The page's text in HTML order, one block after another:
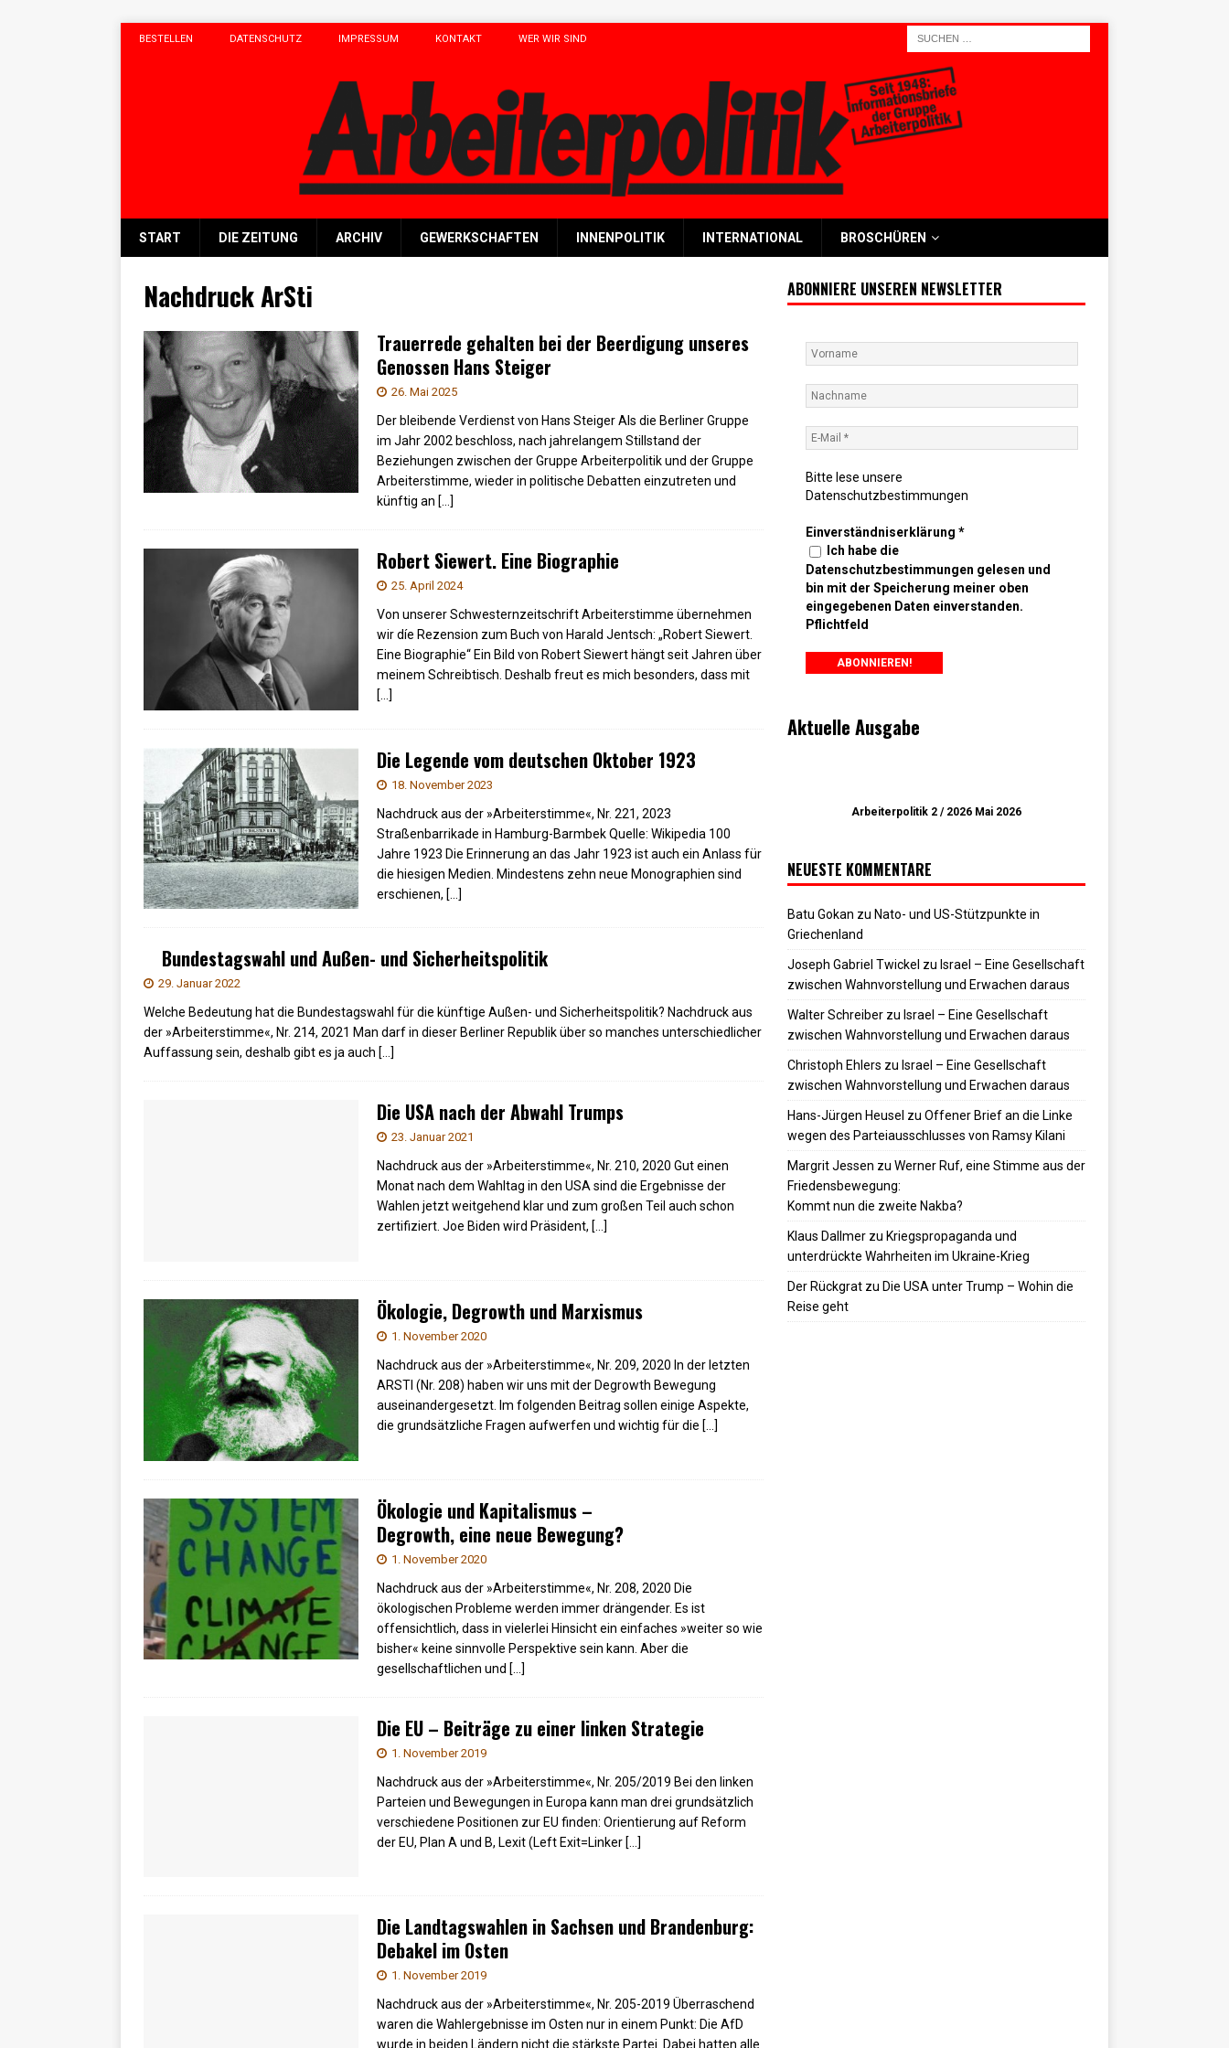
BESTELLEN DATENSCHUTZ IMPRESSUM KONTAKT WER WIR SIND
START DIE ZEITUNG ARCHIV GEWERKSCHAFTEN INNENPOLITIK INTERNATIONAL BROSCHÜREN
Nachdruck ArSti
Trauerrede gehalten bei der Beerdigung unseres
Genossen Hans Steiger
26. Mai 2025
Der bleibende Verdienst von Hans Steiger Als die Berliner Gruppe
im Jahr 2002 beschloss, nach jahrelangem Stillstand der
Beziehungen zwischen der Gruppe Arbeiterpolitik und der Gruppe
Arbeiterstimme, wieder in politische Debatten einzutreten und
künftig an […]
Robert Siewert. Eine Biographie
25. April 2024
Von unserer Schwesternzeitschrift Arbeiterstimme übernehmen
wir díe Rezension zum Buch von Harald Jentsch: „Robert Siewert.
Eine Biographie“ Ein Bild von Robert Siewert hängt seit Jahren über
meinem Schreibtisch. Deshalb freut es mich besonders, dass mit
[…]
Die Legende vom deutschen Oktober 1923
18. November 2023
Nachdruck aus der »Arbeiterstimme«, Nr. 221, 2023
Straßenbarrikade in Hamburg-Barmbek Quelle: Wikipedia 100
Jahre 1923 Die Erinnerung an das Jahr 1923 ist auch ein Anlass für
die hiesigen Medien. Mindestens zehn neue Monographien sind
erschienen, […]
Bundestagswahl und Außen- und Sicherheitspolitik
29. Januar 2022
Welche Bedeutung hat die Bundestagswahl für die künftige Außen- und Sicherheitspolitik? ​Nachdruck aus
der »Arbeiterstimme«, Nr. 214, 2021 Man darf in dieser Berliner Republik über so manches unterschiedlicher
Auffassung sein, deshalb gibt es ja auch […]
Die USA nach der Abwahl Trumps
23. Januar 2021
Nachdruck aus der »Arbeiterstimme«, Nr. 210, 2020 Gut einen
Monat nach dem Wahltag in den USA sind die Ergebnisse der
Wahlen jetzt weitgehend klar und zum großen Teil auch schon
zertifiziert. Joe Biden wird Präsident, […]
Ökologie, Degrowth und Marxismus
1. November 2020
Nachdruck aus der »Arbeiterstimme«, Nr. 209, 2020 In der letzten
ARSTI (Nr. 208) haben wir uns mit der Degrowth Bewegung
auseinandergesetzt. Im folgenden Beitrag sollen einige Aspekte,
die grundsätzliche Fragen aufwerfen und wichtig für die […]
Ökologie und Kapitalismus –
Degrowth, eine neue Bewegung?
1. November 2020
Nachdruck aus der »Arbeiterstimme«, Nr. 208, 2020 Die
ökologischen Probleme werden immer drängender. Es ist
offensichtlich, dass in vielerlei Hinsicht ein einfaches »weiter so wie
bisher« keine sinnvolle Perspektive sein kann. Aber die
gesellschaftlichen und […]
Die EU – Beiträge zu einer linken Strategie
1. November 2019
Nachdruck aus der »Arbeiterstimme«, Nr. 205/2019 Bei den linken
Parteien und Bewegungen in Europa kann man drei grundsätzlich
verschiedene Positionen zur EU finden: Orientierung auf Reform
der EU, Plan A und B, Lexit (Left Exit=Linker […]
Die Landtagswahlen in Sachsen und Brandenburg:
Debakel im Osten
1. November 2019
Nachdruck aus der »Arbeiterstimme«, Nr. 205-2019 Überraschend
waren die Wahlergebnisse im Osten nur in einem Punkt: Die AfD
wurde in beiden Ländern nicht die stärkste Partei. Dabei hatten alle
ABONNIERE UNSEREN NEWSLETTER
Bitte lese unsere
Datenschutzbestimmungen
Einverständniserklärung *
Ich habe die
Datenschutzbestimmungen gelesen und
bin mit der Speicherung meiner oben
eingegebenen Daten einverstanden.
Pflichtfeld
Aktuelle Ausgabe
Arbeiterpolitik 2 / 2026 Mai 2026
NEUESTE KOMMENTARE
Batu Gokan zu Nato- und US-Stützpunkte in
Griechenland
Joseph Gabriel Twickel zu Israel – Eine Gesellschaft
zwischen Wahnvorstellung und Erwachen daraus
Walter Schreiberzu Israel – Eine Gesellschaft
zwischen Wahnvorstellung und Erwachen daraus
Christoph Ehlers zu Israel – Eine Gesellschaft
zwischen Wahnvorstellung und Erwachen daraus
Hans-Jürgen Heusel zu Offener Brief an die Linke
wegen des Parteiausschlusses von Ramsy Kilani
Margrit Jessen zu Werner Ruf, eine Stimme aus der
Friedensbewegung:
Kommt nun die zweite Nakba?
Klaus Dallmerzu Kriegspropaganda und
unterdrückte Wahrheiten im Ukraine-Krieg
Der Rückgratzu Die USA unter Trump – Wohin die
Reise geht